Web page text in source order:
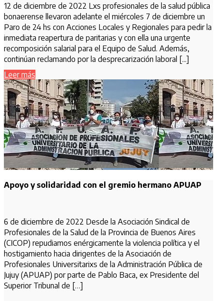
12 de diciembre de 2022 Lxs profesionales de la salud pública
bonaerense llevaron adelante el miércoles 7 de diciembre un
Paro de 24 hs con Acciones Locales y Regionales para pedir la
inmediata reapertura de paritarias y con ella una urgente
recomposición salarial para el Equipo de Salud. Además,
continúan reclamando por la desprecarización laboral [...]
Leer más
Apoyo y solidaridad con el gremio hermano APUAP
6 de diciembre de 2022 Desde la Asociación Sindical de
Profesionales de la Salud de la Provincia de Buenos Aires
(CICOP) repudiamos enérgicamente la violencia política y el
hostigamiento hacia dirigentes de la Asociación de
Profesionales Universitarixs de la Administración Pública de
Jujuy (APUAP) por parte de Pablo Baca, ex Presidente del
Superior Tribunal de […]